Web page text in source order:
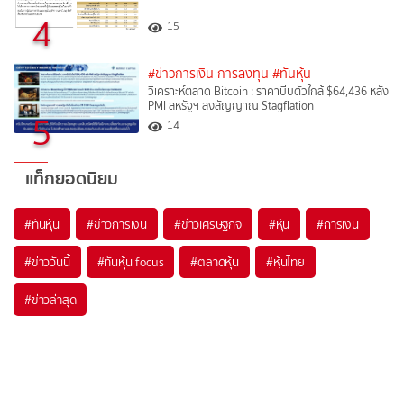
4 15
5
#ข่าวการเงิน การลงทุน #ทันหุ้น
วิเคราะห์ตลาด Bitcoin : ราคาบีบตัวใกล้ $64,436 หลัง
PMI สหรัฐฯ ส่งสัญญาณ Stagflation
14
แท็กยอดนิยม
#ทันหุ้น #ข่าวการเงิน #ข่าวเศรษฐกิจ #หุ้น #การเงิน
#ข่าววันนี้ #ทันหุ้น focus #ตลาดหุ้น #หุ้นไทย
#ข่าวล่าสุด